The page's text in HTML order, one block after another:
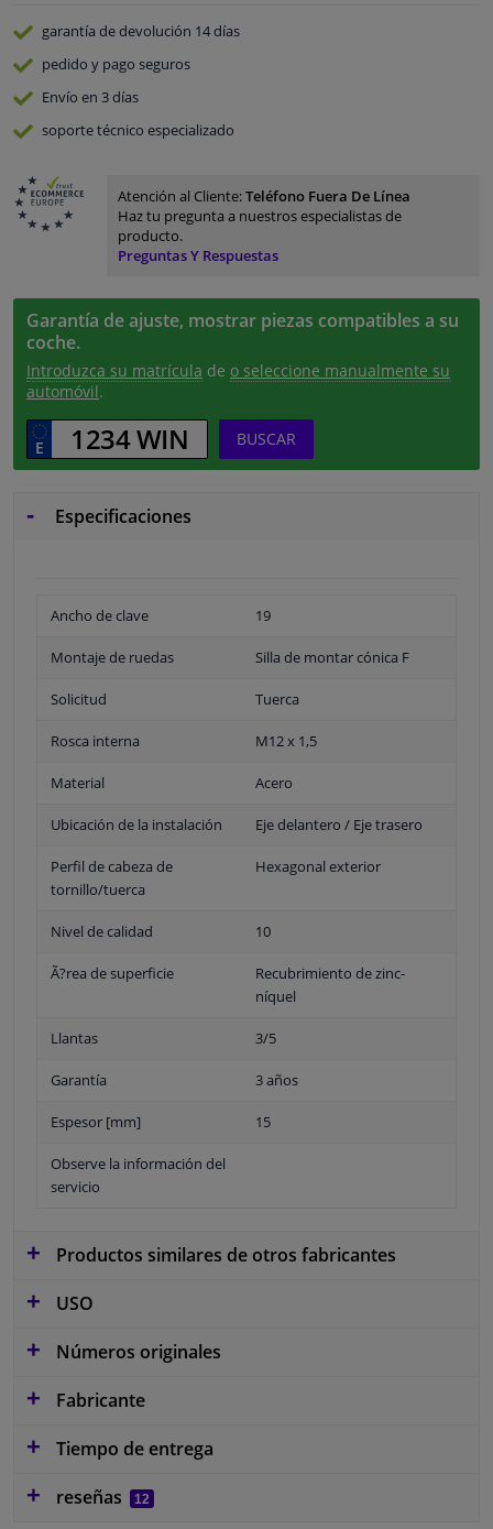
garantía de devolución 14 días
pedido y pago seguros
Envío en 3 días
soporte técnico especializado
Atención al Cliente:Teléfono Fuera De Línea
Haz tu pregunta a nuestros especialistas de
producto.
Preguntas Y Respuestas
Garantía de ajuste, mostrar piezas compatibles a su
coche.
Introduzca su matrícula de o seleccione manualmente su
automóvil.
BUSCAR
Especificaciones
Ancho de clave 19
Montaje de ruedas Silla de montar cónica F
Solicitud Tuerca
Rosca interna M12 x 1,5
Material Acero
Ubicación de la instalación Eje delantero / Eje trasero
Perfil de cabeza de
tornillo/tuerca
Hexagonal exterior
Nivel de calidad 10
Ã?rea de superficie
Recubrimiento de zinc-
níquel
Llantas 3/5
Garantía 3 años
Espesor [mm] 15
Observe la información del
servicio
Productos similares de otros fabricantes
USO
Números originales
Fabricante
Tiempo de entrega
reseñas
12